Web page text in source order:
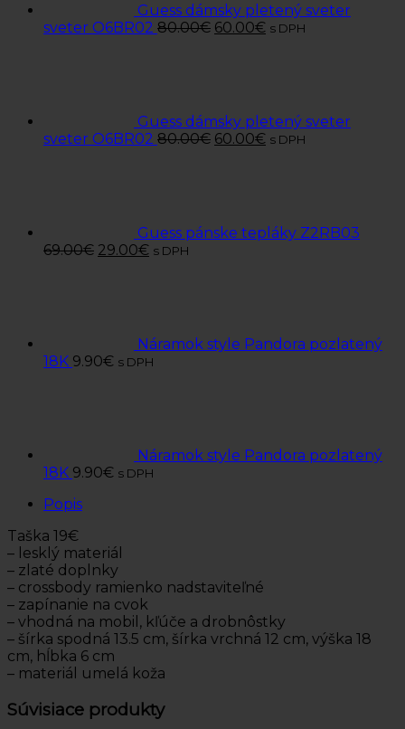
Guess dámsky pletený sveter
sveter O6BR02 80.00€ 60.00€ s DPH
Guess dámsky pletený sveter
sveter O6BR02 80.00€ 60.00€ s DPH
Guess pánske tepláky Z2RB03
69.00€ 29.00€ s DPH
Náramok style Pandora pozlatený
18K 9.90€ s DPH
Náramok style Pandora pozlatený
18K 9.90€ s DPH
Popis
Taška 19€
– lesklý materiál
– zlaté doplnky
– crossbody ramienko nadstaviteľné
– zapínanie na cvok
– vhodná na mobil, kľúče a drobnôstky
– šírka spodná 13.5 cm, šírka vrchná 12 cm, výška 18
cm, hĺbka 6 cm
– materiál umelá koža
Súvisiace produkty